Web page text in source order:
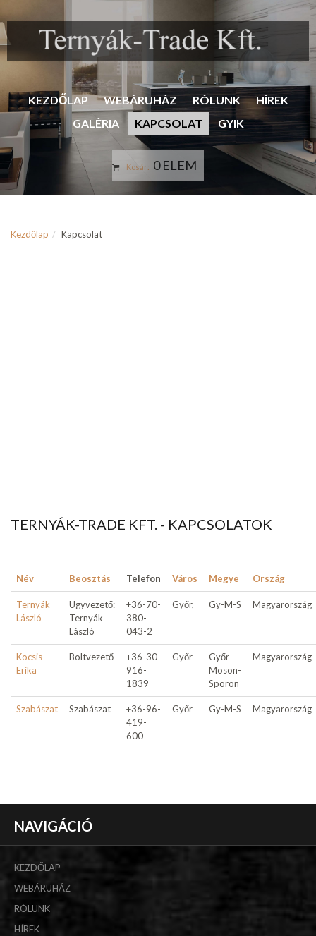
KEZDŐLAP WEBÁRUHÁZ RÓLUNK
HÍREK
GALÉRIA
KAPCSOLAT GYIK
Kosár: 0 ELEM
Kezdőlap Kapcsolat
TERNYÁK-TRADE KFT. - KAPCSOLATOK
Név Beosztás Telefon Város Megye Ország
Ternyák
László
Ügyvezető:
Ternyák
László
+36-70-
380-
043-2
Győr, Gy-M-S Magyarország
Kocsis
Erika
Boltvezető
+36-30-
916-
1839
Győr
Győr-
Moson-
Sporon
Magyarország
Szabászat Szabászat
+36-96-
419-
600
Győr Gy-M-S Magyarország
NAVIGÁCIÓ
KEZDŐLAP
WEBÁRUHÁZ
RÓLUNK
HÍREK